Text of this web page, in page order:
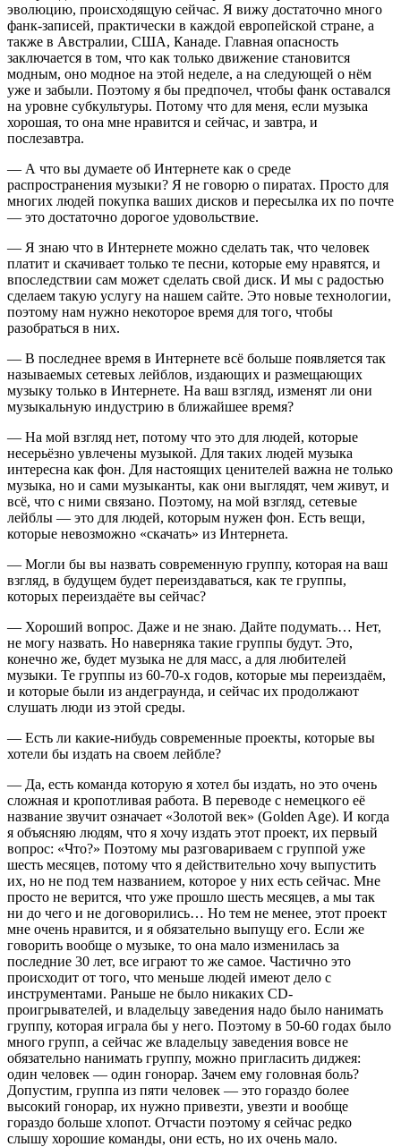
эволюцию, происходящую сейчас. Я вижу достаточно много
фанк-записей, практически в каждой европейской стране, а
также в Австралии, США, Канаде. Главная опасность
заключается в том, что как только движение становится
модным, оно модное на этой неделе, а на следующей о нём
уже и забыли. Поэтому я бы предпочел, чтобы фанк оставался
на уровне субкультуры. Потому что для меня, если музыка
хорошая, то она мне нравится и сейчас, и завтра, и
послезавтра.
— А что вы думаете об Интернете как о среде
распространения музыки? Я не говорю о пиратах. Просто для
многих людей покупка ваших дисков и пересылка их по почте
— это достаточно дорогое удовольствие.
— Я знаю что в Интернете можно сделать так, что человек
платит и скачивает только те песни, которые ему нравятся, и
впоследствии сам может сделать свой диск. И мы с радостью
сделаем такую услугу на нашем сайте. Это новые технологии,
поэтому нам нужно некоторое время для того, чтобы
разобраться в них.
— В последнее время в Интернете всё больше появляется так
называемых сетевых лейблов, издающих и размещающих
музыку только в Интернете. На ваш взгляд, изменят ли они
музыкальную индустрию в ближайшее время?
— На мой взгляд нет, потому что это для людей, которые
несерьёзно увлечены музыкой. Для таких людей музыка
интересна как фон. Для настоящих ценителей важна не только
музыка, но и сами музыканты, как они выглядят, чем живут, и
всё, что с ними связано. Поэтому, на мой взгляд, сетевые
лейблы — это для людей, которым нужен фон. Есть вещи,
которые невозможно «скачать» из Интернета.
— Могли бы вы назвать современную группу, которая на ваш
взгляд, в будущем будет переиздаваться, как те группы,
которых переиздаёте вы сейчас?
— Хороший вопрос. Даже и не знаю. Дайте подумать… Нет,
не могу назвать. Но наверняка такие группы будут. Это,
конечно же, будет музыка не для масс, а для любителей
музыки. Те группы из 60-70-х годов, которые мы переиздаём,
и которые были из андеграунда, и сейчас их продолжают
слушать люди из этой среды.
— Есть ли какие-нибудь современные проекты, которые вы
хотели бы издать на своем лейбле?
— Да, есть команда которую я хотел бы издать, но это очень
сложная и кропотливая работа. В переводе с немецкого её
название звучит означает «Золотой век» (Golden Age). И когда
я объясняю людям, что я хочу издать этот проект, их первый
вопрос: «Что?» Поэтому мы разговариваем с группой уже
шесть месяцев, потому что я действительно хочу выпустить
их, но не под тем названием, которое у них есть сейчас. Мне
просто не верится, что уже прошло шесть месяцев, а мы так
ни до чего и не договорились… Но тем не менее, этот проект
мне очень нравится, и я обязательно выпущу его. Если же
говорить вообще о музыке, то она мало изменилась за
последние 30 лет, все играют то же самое. Частично это
происходит от того, что меньше людей имеют дело с
инструментами. Раньше не было никаких CD-
проигрывателей, и владельцу заведения надо было нанимать
группу, которая играла бы у него. Поэтому в 50-60 годах было
много групп, а сейчас же владельцу заведения вовсе не
обязательно нанимать группу, можно пригласить диджея:
один человек — один гонорар. Зачем ему головная боль?
Допустим, группа из пяти человек — это гораздо более
высокий гонорар, их нужно привезти, увезти и вообще
гораздо больше хлопот. Отчасти поэтому я сейчас редко
слышу хорошие команды, они есть, но их очень мало.